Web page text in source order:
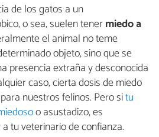
de los gatos a un
o sea, suelen tenermiedo a
el animal no teme
objeto, sino que se
presencia extraña y desconocida
caso, cierta dosis de miedo
nuestros felinos. Pero situ
o asustadizo, es
tu veterinario de confianza.